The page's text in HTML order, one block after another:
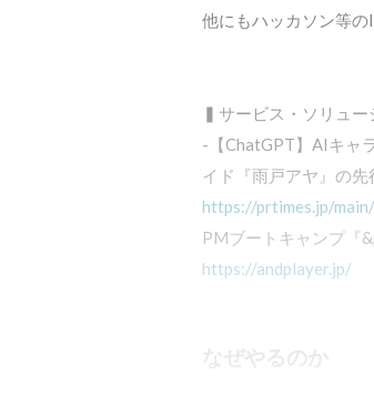
他にもハッカソン等の
▍サービス・ソリュー
-【ChatGPT】AIキャ
https://prtimes.jp/
https://andplayer.jp/